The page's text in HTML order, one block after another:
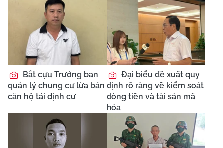
Bắt cựu Trưởng ban
quản lý chung cư lừa bán
căn hộ tái định cư
Đại biểu đề xuất quy
định rõ ràng về kiểm soát
dòng tiền và tài sản mã
hóa